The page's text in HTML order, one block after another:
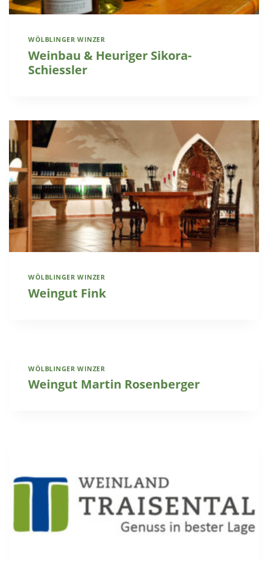
WÖLBLINGER WINZER
Weinbau & Heuriger Sikora-
Schiessler
WÖLBLINGER WINZER
Weingut Fink
WÖLBLINGER WINZER
Weingut Martin Rosenberger